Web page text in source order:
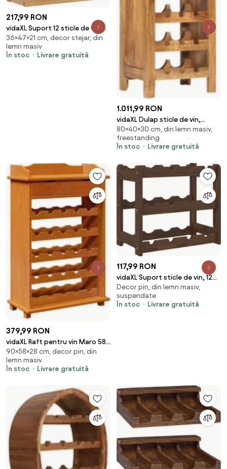
217,99 RON
vidaXL Suport 12 sticle de vin,
47 x 21 x 36, lemn masiv de
stejar
36×47×21 cm, decor stejar, din
lemn masiv
În stoc
Livrare gratuită
1.011,99 RON
vidaXL Dulap sticle de vin,
40x30x80 cm, lemn masiv de
acacia
80×40×30 cm, din lemn masiv,
freestanding
În stoc
Livrare gratuită
379,99 RON
vidaXL Raft pentru vin Maro 58
x 28 x 90 cm Lemn de pin masiv
90×58×28 cm, decor pin, din
lemn masiv
În stoc
Livrare gratuită
117,99 RON
vidaXL Suport sticle de vin, 12
sticle, maro, lemn masiv de pin
Decor pin, din lemn masiv,
suspendate
În stoc
Livrare gratuită